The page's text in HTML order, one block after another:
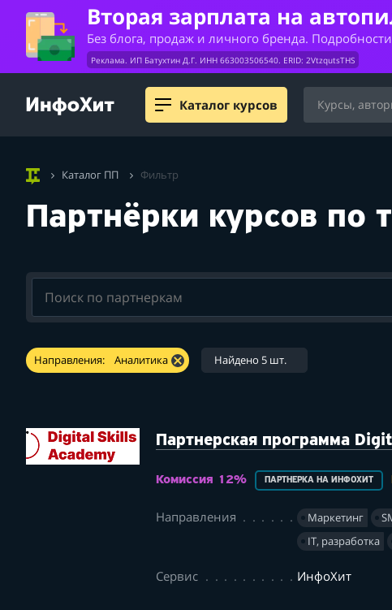
Вторая зарплата на
Без блога, продаж и личного бренда.
Реклама. ИП Батухтин Д.Г. ИНН 663003506540. ERID: 2VtzqutsTHS
Каталог курсов
Каталог ПП Фильтр
Партнёрки курсов по
Направления: Аналитика Найдено 5 шт.
Партнерская программа
Комиссия 12% ПАРТНЕРКА НА ИНФОХИТ
Направления Маркетинг
IT, разработка
Сервис ИнфоХит